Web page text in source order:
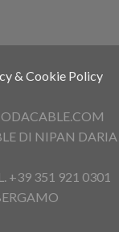
& Cookie Policy
DI NIPAN DARIA
+39 351 921 0301